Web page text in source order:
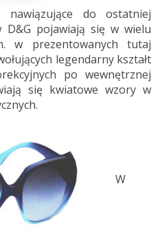
nawiązujące do ostatniej
pojawiają się w wielu
w prezentowanych tutaj
legendarny kształt
po wewnętrznej
się kwiatowe wzory w
W